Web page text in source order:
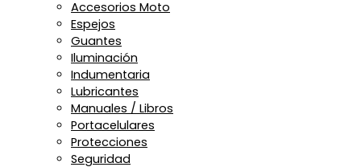
Accesorios Moto
Espejos
Guantes
Iluminación
Indumentaria
Lubricantes
Manuales / Libros
Portacelulares
Protecciones
Seguridad